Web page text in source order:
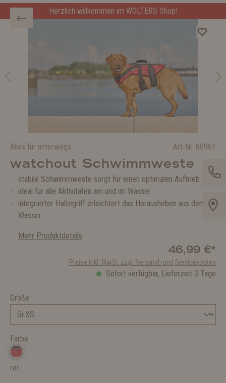
Herzlich willkommen im WOLTERS Shop!
Alles für unterwegs Art-Nr. 80961
watchout Schwimmweste
stabile Schwimmweste sorgt für einen optimalen Auftrieb
ideal für alle Aktivitäten am und im Wasser
integrierter Haltegriff erleichtert das Herausheben aus dem
Wasser
Mehr Produktdetails
46,99 €*
Preise inkl. MwSt. zzgl. Versand- und Servicekosten
Sofort verfügbar, Lieferzeit 3 Tage
Größe
Farbe
rot